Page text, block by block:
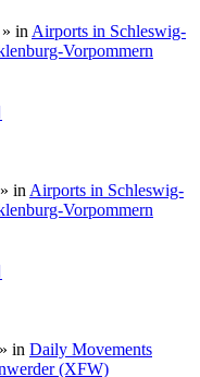
» in Airports in Schleswig-
Vorpommern
» in Airports in Schleswig-
Vorpommern
» in Daily Movements
(XFW)